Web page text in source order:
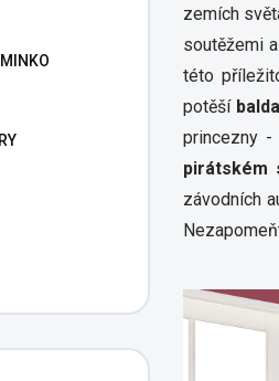
zemích
soutěžemi
této
potěší
princezny -
pirátském
závodních